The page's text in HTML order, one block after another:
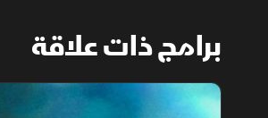
برامج ذات علاقة
قضية ناتاليا.. الخيار الأخير